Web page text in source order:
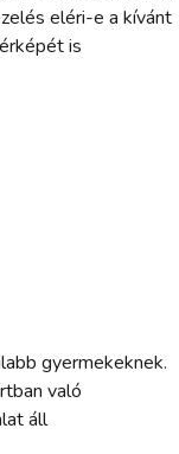
eléri-e a kívánt
is
gyermekeknek.
való
áll